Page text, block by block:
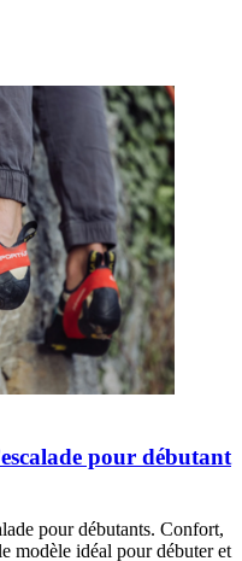
pour débutant
pour débutants. Confort,
modèle idéal pour débuter et